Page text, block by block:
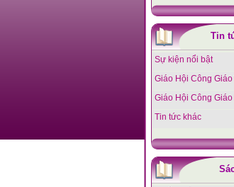
Tin
Sự kiện nổi bật
Giáo Hội Công Giáo
Giáo Hội Công
Tin tức khác